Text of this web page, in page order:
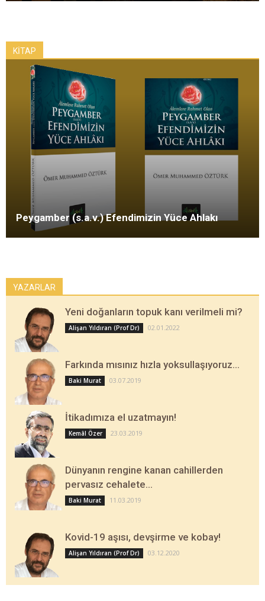
KİTAP
Peygamber (s.a.v.) Efendimizin Yüce Ahlakı
YAZARLAR
Yeni doğanların topuk kanı verilmeli mi?
Alişan Yıldıran (Prof Dr) 02.01.2022
Farkında mısınız hızla yoksullaşıyoruz…
Baki Murat 03.07.2019
İtikadımıza el uzatmayın!
Kemâl Özer 23.03.2019
Dünyanın rengine kanan cahillerden
pervasız cehalete…
Baki Murat 11.03.2019
Kovid-19 aşısı, devşirme ve kobay!
Alişan Yıldıran (Prof Dr) 03.12.2020